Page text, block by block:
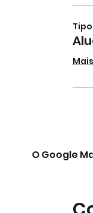
O Google